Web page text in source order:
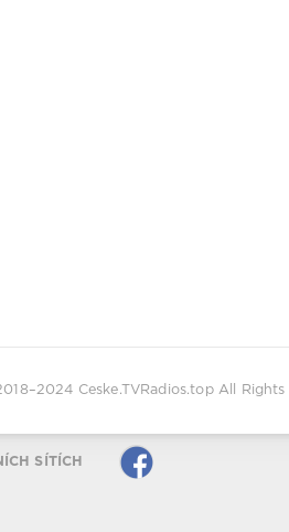
Ceske.TVRadios.topAll Rights
SÍTÍCH